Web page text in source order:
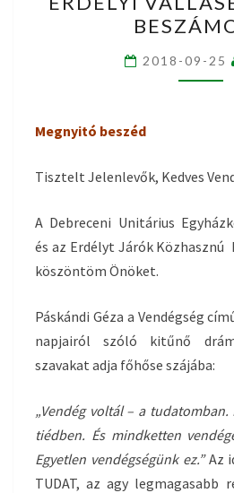
450
–
2018-09-25
Megnyitó beszéd
Tisztelt Jelenlevők, Kedves
A Debreceni Unitárius
és az Erdélyt Járók
köszöntöm Önöket.
Páskándi Géza a Vendégség
napjairól szóló kitűnő
szavakat adja főhőse szájába:
„Vendég voltál – a
tiédben. És mindketten
Egyetlen vendégségünk ez.”Az
TUDAT, az agy legmagasabb